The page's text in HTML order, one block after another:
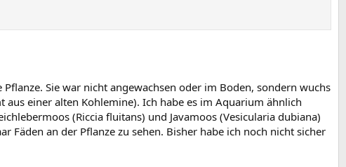
Sie war nicht angewachsen oder im Boden, sondern wuchs
einer alten Kohlemine). Ich habe es im Aquarium ähnlich
(Riccia fluitans) und Javamoos (Vesicularia dubiana)
an der Pflanze zu sehen. Bisher habe ich noch nicht sicher